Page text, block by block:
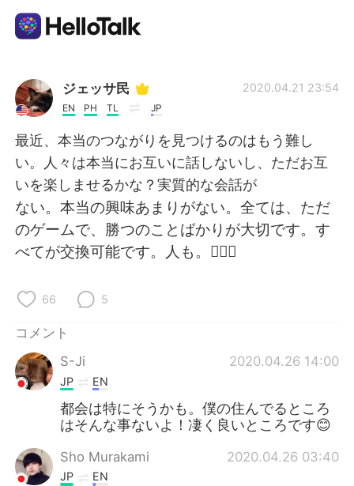
語学交換アプリ
AI Grammar Checker
日本語
English 简体中文
Deutsch
Русский
Türkçe
ジェッサ民
EN PH TL JP
2020.04.21 23:54
最近、本当のつながりを見つけるのはもう難し
い。人々は本当にお互いに話しないし、ただお互
いを楽しませるかな？実質的な会話が
ない。本当の興味あまりがない。全ては、ただ
のゲームで、勝つのことばかりが大切です。す
べてが交換可能です。人も。🤷🏻‍♀️
66 5
コメント
S-Ji
2020.04.26 14:00
JP EN
都会は特にそうかも。僕の住んでるところ
はそんな事ないよ！凄く良いところです😊
Sho Murakami 2020.04.26 03:40
JP EN